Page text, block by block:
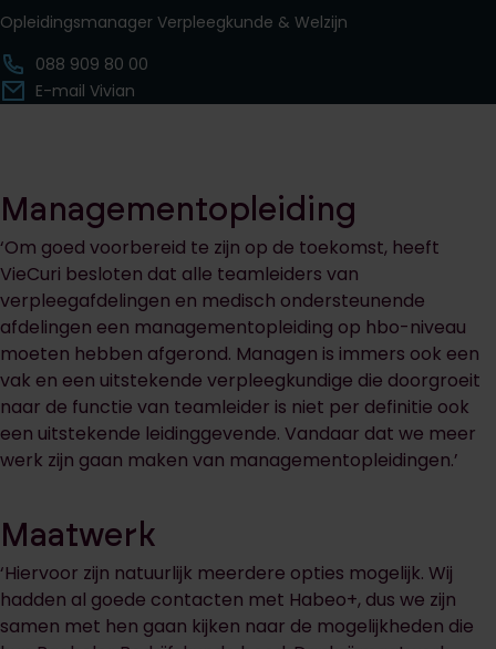
Opleidingsmanager Verpleegkunde & Welzijn
088 909 80 00
E-mail Vivian
Managementopleiding
‘Om goed voorbereid te zijn op de toekomst, heeft
VieCuri besloten dat alle teamleiders van
verpleegafdelingen en medisch ondersteunende
afdelingen een managementopleiding op hbo-niveau
moeten hebben afgerond. Managen is immers ook een
vak en een uitstekende verpleegkundige die doorgroeit
naar de functie van teamleider is niet per definitie ook
een uitstekende leidinggevende. Vandaar dat we meer
werk zijn gaan maken van managementopleidingen.’
Maatwerk
‘Hiervoor zijn natuurlijk meerdere opties mogelijk. Wij
hadden al goede contacten met Habeo+, dus we zijn
samen met hen gaan kijken naar de mogelijkheden die